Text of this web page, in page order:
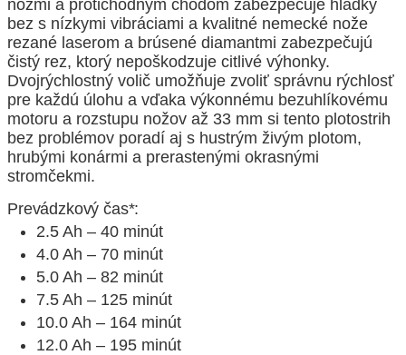
nožmi a protichodným chodom zabezpečuje hladký
bez s nízkymi vibráciami a kvalitné nemecké nože
rezané laserom a brúsené diamantmi zabezpečujú
čistý rez, ktorý nepoškodzuje citlivé výhonky.
Dvojrýchlostný volič umožňuje zvoliť správnu rýchlosť
pre každú úlohu a vďaka výkonnému bezuhlíkovému
motoru a rozstupu nožov až 33 mm si tento plotostrih
bez problémov poradí aj s hustrým živým plotom,
hrubými konármi a prerastenými okrasnými
stromčekmi.
Prevádzkový čas*:
2.5 Ah – 40 minút
4.0 Ah – 70 minút
5.0 Ah – 82 minút
7.5 Ah – 125 minút
10.0 Ah – 164 minút
12.0 Ah – 195 minút